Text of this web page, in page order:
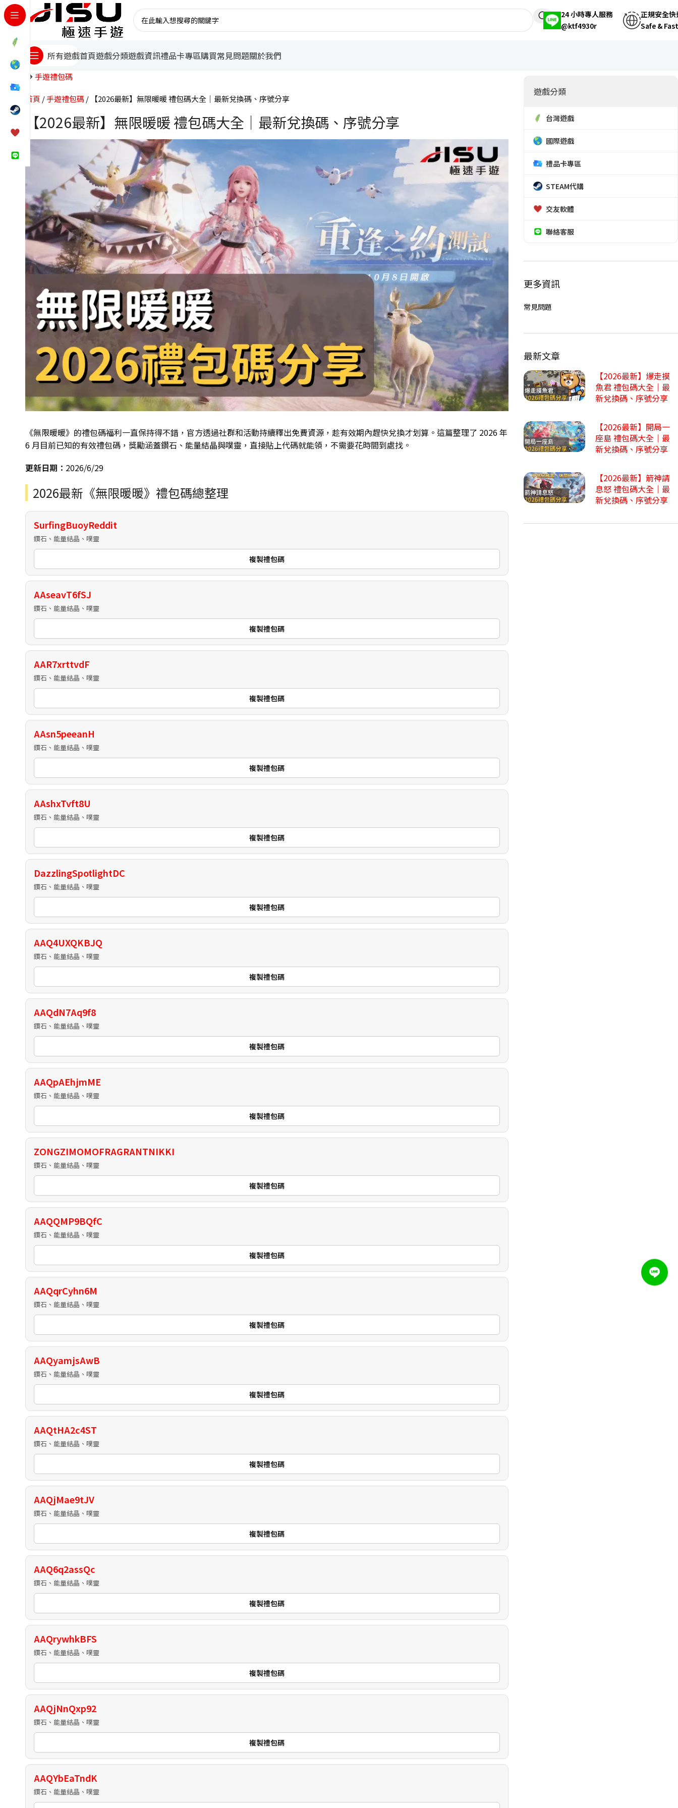
24 小時專人服務
@ktf4930r
正規安全快
Safe & Fast
所有遊戲首頁遊戲分類遊戲資訊禮品卡專區購買常見問題關於我們
手遊禮包碼
首頁 手遊禮包碼 【2026最新】無限暖暖 禮包碼大全｜最新兌換碼、序號分享
【2026最新】無限暖暖 禮包碼大全｜最新兌換碼、序號分享
《無限暖暖》的禮包碼福利一直保持得不錯，官方透過社群和活動持續釋出免費資源，趁有效期內趕快兌換才划算。這篇整理了 2026 年
6 月目前已知的有效禮包碼，獎勵涵蓋鑽石、能量結晶與噗靈，直接貼上代碼就能領，不需要花時間到處找。
更新日期： 2026/6/29
2026最新《無限暖暖》禮包碼總整理
SurfingBuoyReddit
鑽石、能量結晶、噗靈
複製禮包碼
AAseavT6fSJ
鑽石、能量結晶、噗靈
複製禮包碼
AAR7xrttvdF
鑽石、能量結晶、噗靈
複製禮包碼
AAsn5peeanH
鑽石、能量結晶、噗靈
複製禮包碼
AAshxTvft8U
鑽石、能量結晶、噗靈
複製禮包碼
DazzlingSpotlightDC
鑽石、能量結晶、噗靈
複製禮包碼
AAQ4UXQKBJQ
鑽石、能量結晶、噗靈
複製禮包碼
AAQdN7Aq9f8
鑽石、能量結晶、噗靈
複製禮包碼
AAQpAEhjmME
鑽石、能量結晶、噗靈
複製禮包碼
ZONGZIMOMOFRAGRANTNIKKI
鑽石、能量結晶、噗靈
複製禮包碼
AAQQMP9BQfC
鑽石、能量結晶、噗靈
複製禮包碼
AAQqrCyhn6M
鑽石、能量結晶、噗靈
複製禮包碼
AAQyamjsAwB
鑽石、能量結晶、噗靈
複製禮包碼
AAQtHA2c4ST
鑽石、能量結晶、噗靈
複製禮包碼
AAQjMae9tJV
鑽石、能量結晶、噗靈
複製禮包碼
AAQ6q2assQc
鑽石、能量結晶、噗靈
複製禮包碼
AAQrywhkBFS
鑽石、能量結晶、噗靈
複製禮包碼
AAQjNnQxp92
鑽石、能量結晶、噗靈
複製禮包碼
AAQYbEaTndK
鑽石、能量結晶、噗靈
遊戲分類
台灣遊戲
國際遊戲
禮品卡專區
STEAM代購
交友軟體
聯絡客服
更多資訊
常見問題
最新文章
【2026最新】爆走摸
魚君 禮包碼大全｜最
新兌換碼、序號分享
【2026最新】開局一
座島 禮包碼大全｜最
新兌換碼、序號分享
【2026最新】箭神請
息怒 禮包碼大全｜最
新兌換碼、序號分享